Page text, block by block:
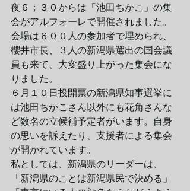
夜６；３０からは「池田ちかこ」の集
会がアルフォーレで開催されました。
会場は６００人の参加者で埋められ、
櫻井市長、３人の新潟県選出の国会議
員も来て、大変盛り上がった集会にな
りました。
６月１０日投開票の新潟県知事選挙に
は池田ちかこさん以外にも花角さんな
ど数名の立候補予定者がいます。自身
の思いを訴えたり、支援者による集会
が開かれています。
私としては、新潟県のリーダーは、
「新潟県のことは新潟県民で決める」